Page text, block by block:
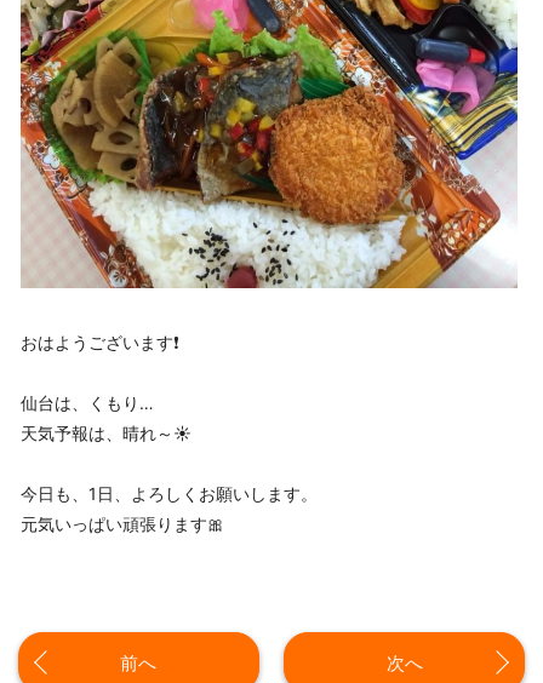
おはようございます❗️
仙台は、くもり…
天気予報は、晴れ～☀️
今日も、1日、よろしくお願いします。
元気いっぱい頑張ります🎀
前へ 次へ